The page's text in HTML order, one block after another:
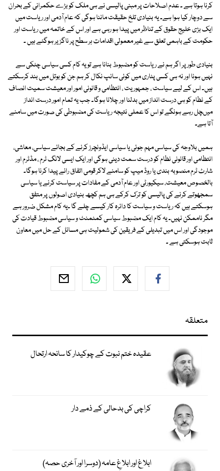
کرنا ہوتا ہے ۔ عدم اصلاحات پر مبنی پالیسی نے ہی ملک کو بڑے حکمرانی کے بحران
سے دوچار کیا ہوا ہے۔ یہ بنیادی تلخ حقیقت ماننا ہوگی کہ عام آدمی اور ریاست میں
ایک بڑی خلیج حقوق کے تناظر میں پیدا ہو رہی ہے اور اس کے خاتمہ میں ریاست اور
حکومت کے باہمی تعلق سے غیر معمولی اقدامات ہر سطح پر ناگزیر ہوگئے ہیں ۔
بنیادی طور پر اگر ہم نے ریاست کو مضبوط بنانا ہے تو یہ کام کسی سیاسی چٹکی سے
نہیں ہونا اور نہ ہی کسی پٹاری میں کوئی سانپ نکال کر ہم جن کو بوتل میں بند کرسکتے
ہیں۔ اس کے لیے سیاست ، جمہوریت ، انتظامی و قانونی امور اور معیشت سمیت انصاف
کے نظام کو ہی درست انداز میں بدلنا اور چلانا ہوگا۔ جب یہ تمام امور درست انداز
میںچل رہے ہونگے تو اس کا عملی نتیجہ ریاست کی مضبوطی کی صورت میں سامنے
آتا ہے۔
ہمیں بلاوجہ کی سیاسی مہم جوئی یا سیاسی ایڈونچرز کرنے کے بجائے سیاسی، معاشی،
انتظامی اور قانونی نظام کو درست سمت دینی ہوگی اور ایک ایسی لانگ ٹرم ، مڈٹرم اور
شارٹ ٹرم منصوبہ بندی یا روڈ میپ کو سامنے لاکر قومی اتفاق رائے پیدا کرنا ہوگا۔
بالخصوص معیشت، سیکیورٹی اور عام آدمی کے مفادات پر سیاست کرنے یا سیاسی
سمجھوتے کرنے کی پالیسی کو ترک کرکے ہی ہم کچھ بنیادی اصولوں پر متفق
ہوسکتے ہیں کہ ریاست و سیاست کا دائرہ کار کیسے چلے گا ۔یہ کام مشکل ضرور ہے
مگر ناممکن نہیں۔ یہ کام ایک مضبوط سیاسی کمٹمنٹ و سیاسی مضبوط قیادت کی
موجودگی اور اس میں تبدیلی کے فریقین کی شمولیت ہی مسائل کے حل میں معاون
ثابت ہوسکتی ہے ۔
متعلقہ
عقیدہ ختم نبوت کے چوکیدار کا سانحہ ارتحال
کراچی کی بدحالی کے ذمے دار
ابلاغ اور ابلاغِ عامہ (دوسرا اور آخری حصہ)